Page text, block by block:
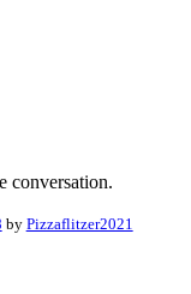
conversation.
by Pizzaflitzer2021